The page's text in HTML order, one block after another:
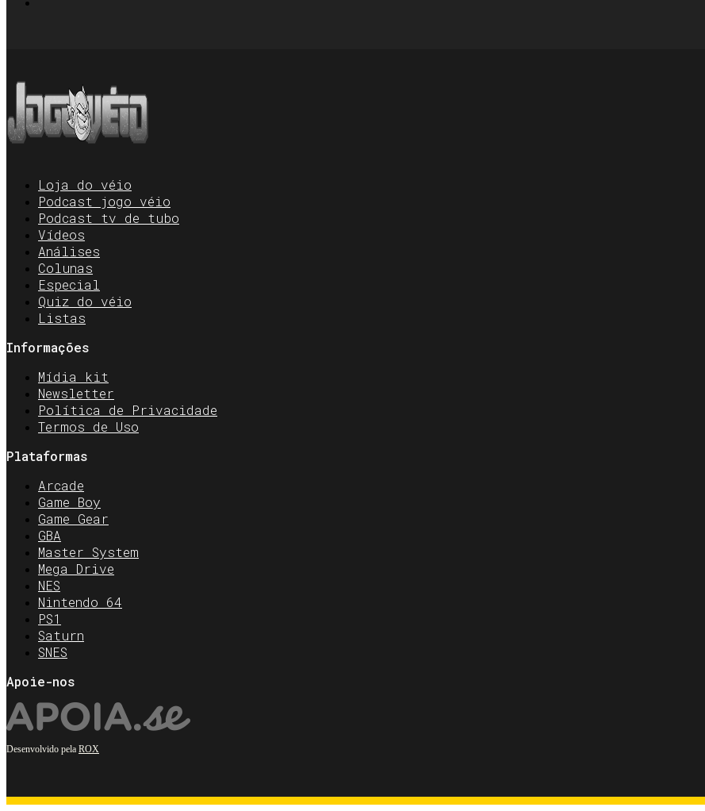
Loja do véio
Podcast jogo véio
Podcast tv de tubo
Vídeos
Análises
Colunas
Especial
Quiz do véio
Listas
Informações
Mídia kit
Newsletter
Política de Privacidade
Termos de Uso
Plataformas
Arcade
Game Boy
Game Gear
GBA
Master System
Mega Drive
NES
Nintendo 64
PS1
Saturn
SNES
Apoie-nos
Desenvolvido pela ROX